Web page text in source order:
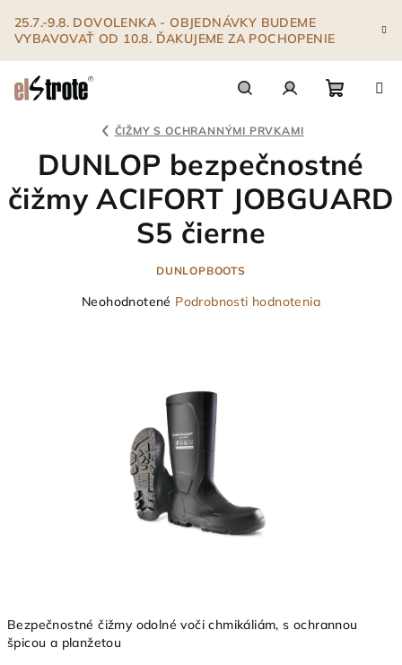
obsah
25.7.-9.8. DOVOLENKA - OBJEDNÁVKY BUDEME
VYBAVOVAŤ OD 10.8. ĎAKUJEME ZA POCHOPENIE
košík
ČIŽMY S OCHRANNÝMI PRVKAMI
Bezpečnostné čižmy odolné voči chmikáliám, s ochrannou
špicou a planžetou
DUNLOP bezpečnostné
čižmy ACIFORT JOBGUARD
S5 čierne
DUNLOPBOOTS
Priemerné
hviezdičiek.
Neohodnotené Podrobnosti hodnotenia